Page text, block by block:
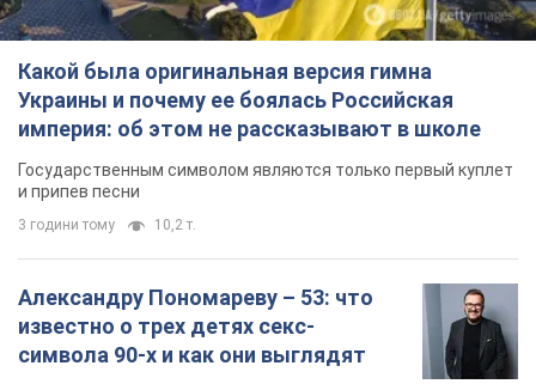
Какой была оригинальная версия гимна
Украины и почему ее боялась Российская
империя: об этом не рассказывают в школе
Государственным символом являются только первый куплет
и припев песни
3 години тому 10,2 т.
Александру Пономареву – 53: что
известно о трех детях секс-
символа 90-х и как они выглядят